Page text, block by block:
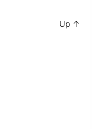
Up ↑